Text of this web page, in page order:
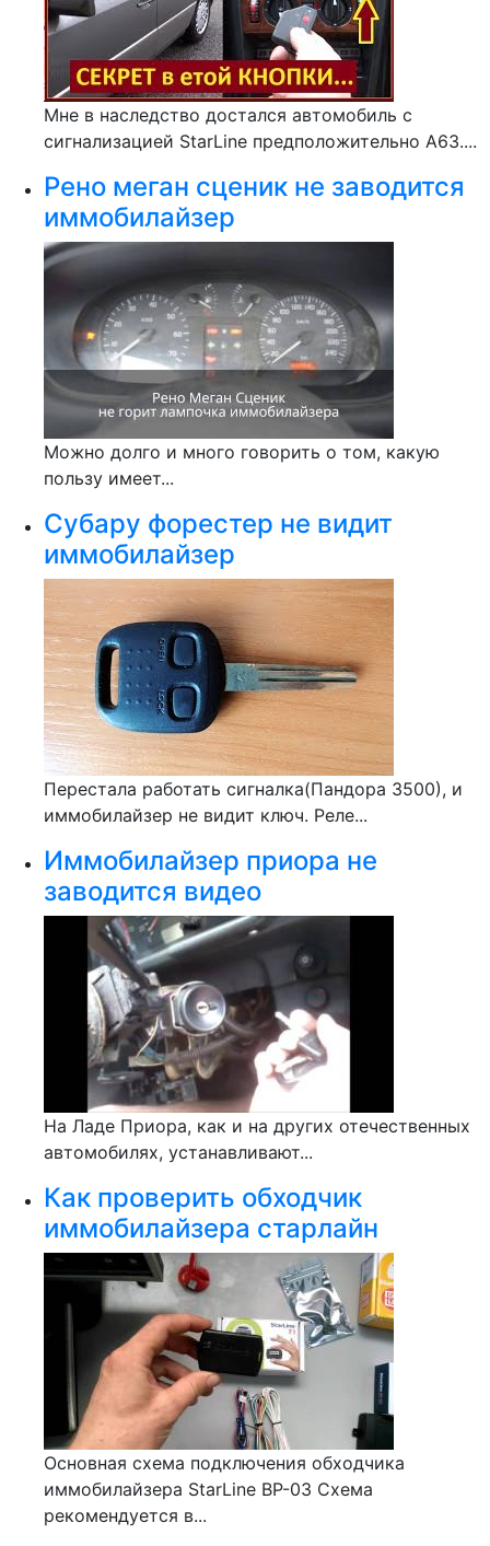
Мне в наследство достался автомобиль с
сигнализацией StarLine предположительно А63....
Рено меган сценик не заводится
иммобилайзер
Можно долго и много говорить о том, какую
пользу имеет...
Субару форестер не видит
иммобилайзер
Перестала работать сигналка(Пандора 3500), и
иммобилайзер не видит ключ. Реле...
Иммобилайзер приора не
заводится видео
На Ладе Приора, как и на других отечественных
автомобилях, устанавливают...
Как проверить обходчик
иммобилайзера старлайн
Основная схема подключения обходчика
иммобилайзера StarLine BP-03 Схема
рекомендуется в...